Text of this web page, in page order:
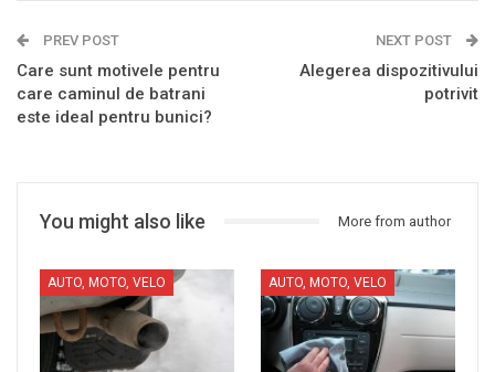
PREV POST
Care sunt motivele pentru
care caminul de batrani
este ideal pentru bunici?
NEXT POST
Alegerea dispozitivului
potrivit
You might also like More from author
AUTO, MOTO, VELO AUTO, MOTO, VELO